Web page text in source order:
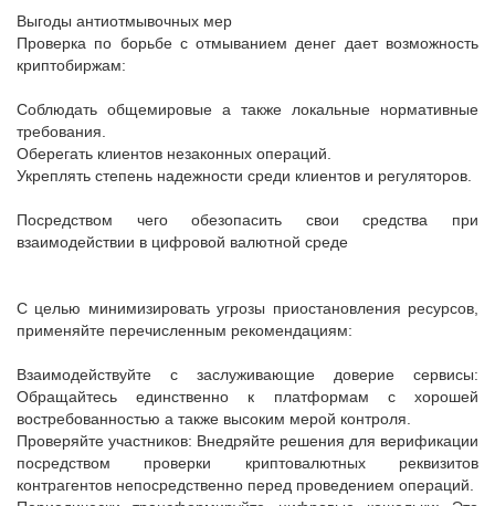
Выгоды антиотмывочных мер
Проверка по борьбе с отмыванием денег дает возможность
криптобиржам:
Соблюдать общемировые а также локальные нормативные
требования.
Оберегать клиентов незаконных операций.
Укреплять степень надежности среди клиентов и регуляторов.
Посредством чего обезопасить свои средства при
взаимодействии в цифровой валютной среде
С целью минимизировать угрозы приостановления ресурсов,
применяйте перечисленным рекомендациям:
Взаимодействуйте с заслуживающие доверие сервисы:
Обращайтесь единственно к платформам с хорошей
востребованностью а также высоким мерой контроля.
Проверяйте участников: Внедряйте решения для верификации
посредством проверки криптовалютных реквизитов
контрагентов непосредственно перед проведением операций.